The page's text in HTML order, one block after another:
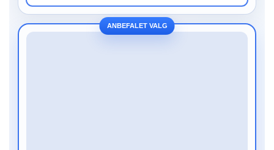
ANBEFALET VALG